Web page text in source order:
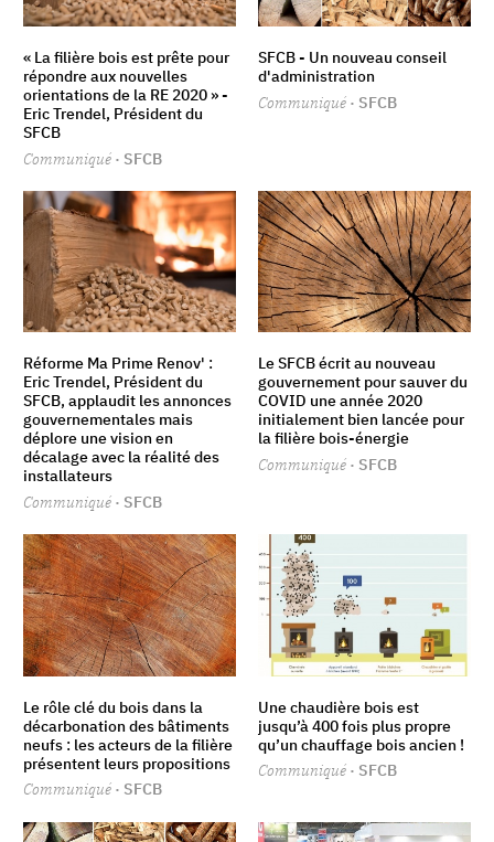
« La filière bois est prête pour
répondre aux nouvelles
orientations de la RE 2020 » -
Eric Trendel, Président du
SFCB
Communiqué · SFCB
SFCB - Un nouveau conseil
d'administration
Communiqué · SFCB
Réforme Ma Prime Renov' :
Eric Trendel, Président du
SFCB, applaudit les annonces
gouvernementales mais
déplore une vision en
décalage avec la réalité des
installateurs
Communiqué · SFCB
Le SFCB écrit au nouveau
gouvernement pour sauver du
COVID une année 2020
initialement bien lancée pour
la filière bois-énergie
Communiqué · SFCB
Le rôle clé du bois dans la
décarbonation des bâtiments
neufs : les acteurs de la filière
présentent leurs propositions
Communiqué · SFCB
Une chaudière bois est
jusqu’à 400 fois plus propre
qu’un chauffage bois ancien !
Communiqué · SFCB